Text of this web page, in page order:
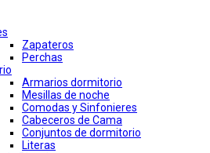
Zapateros
Perchas
Armarios dormitorio
Mesillas de noche
Comodas y Sinfonieres
Cabeceros de Cama
Conjuntos de dormitorio
Literas